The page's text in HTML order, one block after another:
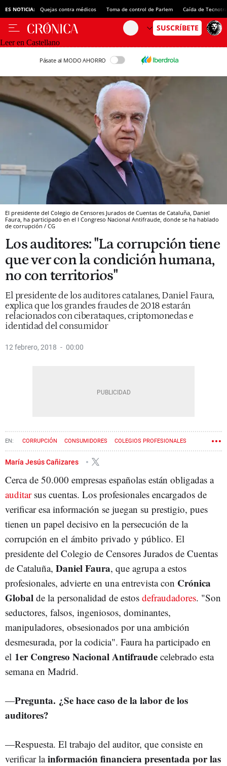
ES NOTICIA: Quejas contra médicos Toma de control de Parlem Caída de
Leer en Castellano
Pásate al MODO AHORRO
El presidente del Colegio de Censores Jurados de Cuentas de Cataluña, Daniel
Faura, ha participado en el I Congreso Nacional Antifraude, donde se ha hablado
de corrupción / CG
Los auditores: "La corrupción tiene
que ver con la condición humana,
no con territorios"
El presidente de los auditores catalanes, Daniel Faura,
explica que los grandes fraudes de 2018 estarán
relacionados con ciberataques, criptomonedas e
identidad del consumidor
12 febrero, 2018 00:00
CORRUPCIÓN CONSUMIDORES COLEGIOS PROFESIONALES
AUDITORÍAS FRAUDE CIBERATAQUE
María Jesús Cañizares
Cerca de 50.000 empresas españolas están obligadas a
auditarsus cuentas. Los profesionales encargados de
verificar esa información se juegan su prestigio, pues
tienen un papel decisivo en la persecución de la
corrupción en el ámbito privado y público. El
presidente del Colegio de Censores Jurados de Cuentas
de Cataluña, Daniel Faura, que agrupa a estos
profesionales, advierte en una entrevista con Crónica
Global de la personalidad de estos defraudadores. "Son
seductores, falsos, ingeniosos, dominantes,
manipuladores, obsesionados por una ambición
desmesurada, por la codicia". Faura ha participado en
el 1er Congreso Nacional Antifraude celebrado esta
semana en Madrid.
—Pregunta. ¿Se hace caso de la labor de los
auditores?
—Respuesta. El trabajo del auditor, que consiste en
verificar lainformación financiera presentada por las